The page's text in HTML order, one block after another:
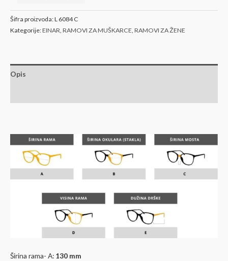
Šifra proizvoda:L 6084 C
Kategorije:EINAR, RAMOVI ZA MUŠKARCE, RAMOVI ZA ŽENE
Opis
Širina rama- A: 130 mm